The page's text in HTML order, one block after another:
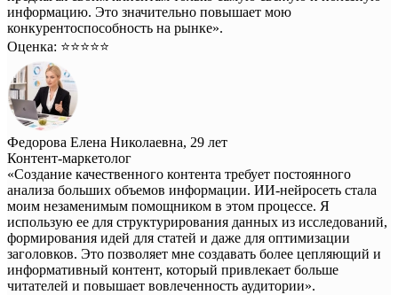
информацию. Это значительно повышает мою
конкурентоспособность на рынке».
Оценка: ⭐️⭐️⭐️⭐️⭐️
Федорова Елена Николаевна, 29 лет
Контент-маркетолог
«Создание качественного контента требует постоянного
анализа больших объемов информации. ИИ-нейросеть стала
моим незаменимым помощником в этом процессе. Я
использую ее для структурирования данных из исследований,
формирования идей для статей и даже для оптимизации
заголовков. Это позволяет мне создавать более цепляющий и
информативный контент, который привлекает больше
читателей и повышает вовлеченность аудитории».